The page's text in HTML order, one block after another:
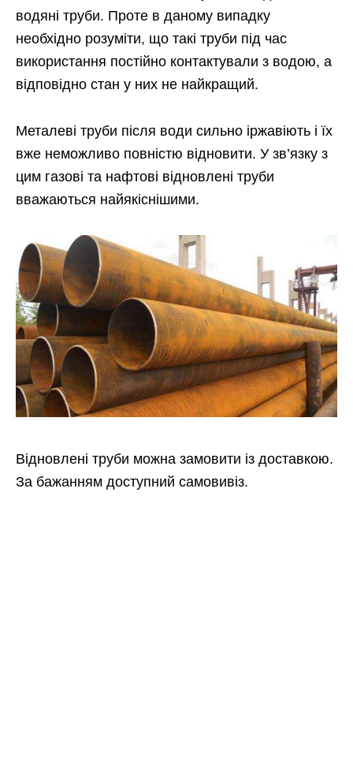
водяні труби. Проте в даному випадку
необхідно розуміти, що такі труби під час
використання постійно контактували з водою, а
відповідно стан у них не найкращий.
Металеві труби після води сильно іржавіють і їх
вже неможливо повністю відновити. У зв’язку з
цим газові та нафтові відновлені труби
вважаються найякіснішими.
Відновлені труби можна замовити із доставкою.
За бажанням доступний самовивіз.